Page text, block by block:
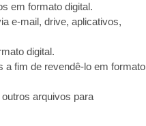
em formato digital.
e-mail, drive, aplicativos,
digital.
a fim de revendê-lo em formato
arquivos para